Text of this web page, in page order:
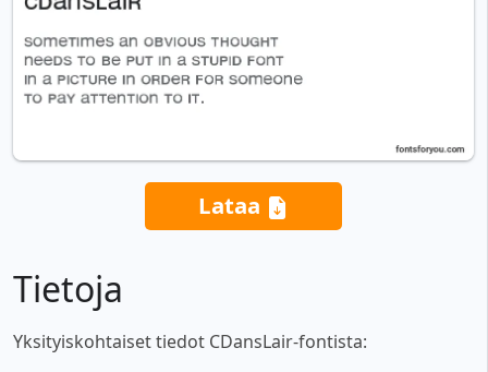
Lataa
Tietoja
Yksityiskohtaiset tiedot CDansLair-fontista: